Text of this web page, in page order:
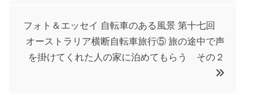
ナ
フォト＆エッセイ 自転車のある風景 第十七回
オーストラリア横断自転車旅行⑤ 旅の途中で声
を掛けてくれた人の家に泊めてもらう その２